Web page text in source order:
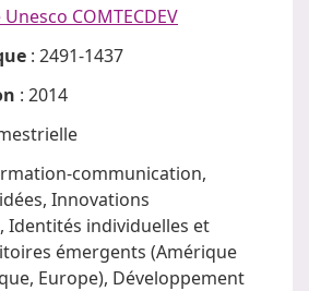
COMTECDEV
: 2491-1437
: 2014
communication,
Innovations
Identités individuelles et
émergents (Amérique
Europe), Développement